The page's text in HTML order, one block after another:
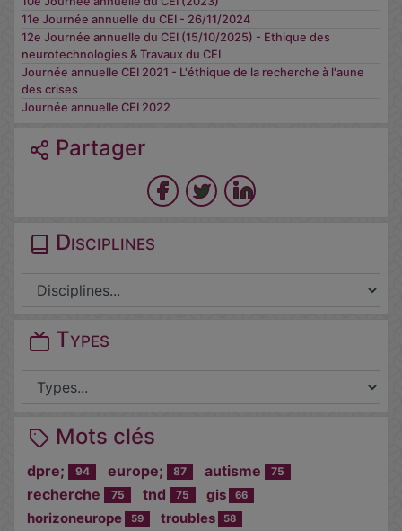
11e Journée annuelle du CEI - 26/11/2024
12e Journée annuelle du CEI (15/10/2025) - Ethique des
neurotechnologies & Travaux du CEI
Journée annuelle CEI 2021 - L'éthique de la recherche à l'aune
des crises
Journée annuelle CEI 2022
Partager
Disciplines
Types
Mots clés
dpre; 94 europe; 87 autisme 75
recherche 75 tnd 75 gis 66
horizoneurope 59 troubles 58